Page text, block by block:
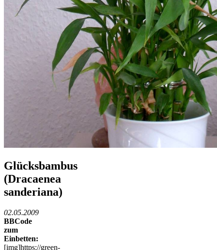
Glücksbambus
(Dracaenea
sanderiana)
02.05.2009
BBCode
zum
Einbetten:
[img]https://green-